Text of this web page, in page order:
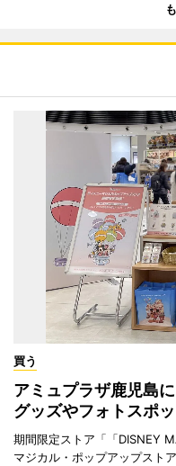
買う
アミュプラザ鹿児島
グッズやフォトスポ
期間限定ストア「「DISNEY
マジカル・ポップアップスト